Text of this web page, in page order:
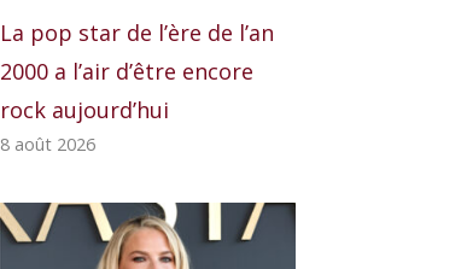
La pop star de l’ère de l’an
2000 a l’air d’être encore
rock aujourd’hui
8 août 2026